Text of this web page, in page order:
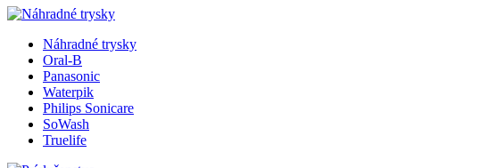
Náhradné trysky
Oral-B
Panasonic
Waterpik
Philips Sonicare
SoWash
Truelife